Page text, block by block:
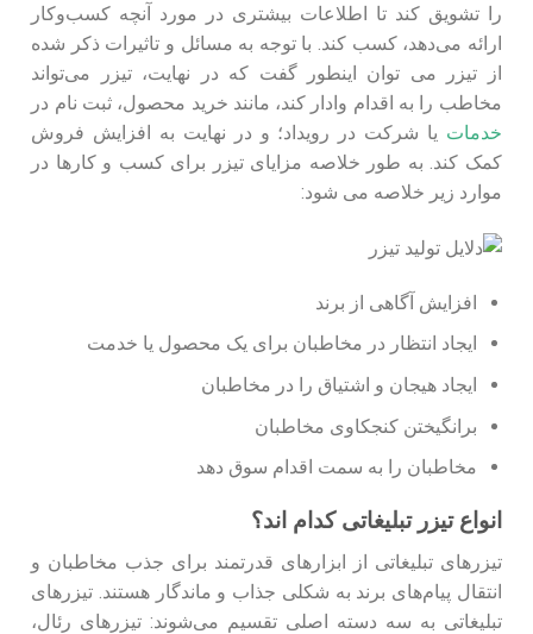
را تشویق کند تا اطلاعات بیشتری در مورد آنچه کسب‌وکار
ارائه می‌دهد، کسب کند. با توجه به مسائل و تاثیرات ذکر شده
از تیزر می توان اینطور گفت که در نهایت، تیزر می‌تواند
مخاطب را به اقدام وادار کند، مانند خرید محصول، ثبت نام در
خدمات یا شرکت در رویداد؛ و در نهایت به افزایش فروش
کمک کند. به طور خلاصه مزایای تیزر برای کسب و کارها در
موارد زیر خلاصه می شود:
افزایش آگاهی از برند
ایجاد انتظار در مخاطبان برای یک محصول یا خدمت
ایجاد هیجان و اشتیاق را در مخاطبان
برانگیختن کنجکاوی مخاطبان
مخاطبان را به سمت اقدام سوق دهد
انواع تیزر تبلیغاتی کدام اند؟
تیزرهای تبلیغاتی از ابزارهای قدرتمند برای جذب مخاطبان و
انتقال پیام‌های برند به شکلی جذاب و ماندگار هستند. تیزرهای
تبلیغاتی به سه دسته اصلی تقسیم می‌شوند: تیزرهای رئال،